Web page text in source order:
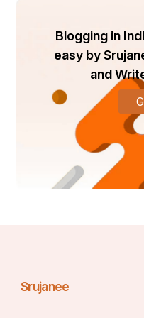
‌ଆଦ୍ୟ ଯୌବନର ପିଚ୍ଛିଳ
ଅୟମାରମ୍ଭ କେବେଠୁଁ
ଯୌବନଟା ତାର କାୟା
ସଙ୍କେତ ଦେଇସାରିଥାଏ
କଳ୍ପନା ରେ ବୁଡି ରହି
,କେଉଁ ଏକ ବିଚିତ୍ର
ଅନାୟାସରେ କେନ୍ଦ୍ରିତ
ବୟସରେ ଅଧିକ ସମୟ ଏଇ
Blogging in
easy by
and
Srujanee